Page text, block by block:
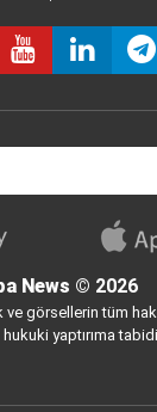
News © 2026
görsellerin tüm
hukuki yaptırıma